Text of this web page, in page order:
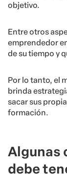
objetivo.
Entre otros
emprendedor
de su tiempo y
Por lo tanto, el
brinda
sacar sus
formación.
Algunas
debe